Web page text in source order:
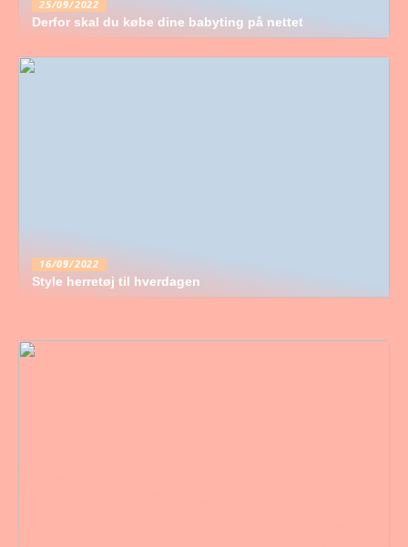
25/09/2022
Derfor skal du købe dine babyting på nettet
16/09/2022
Style herretøj til hverdagen